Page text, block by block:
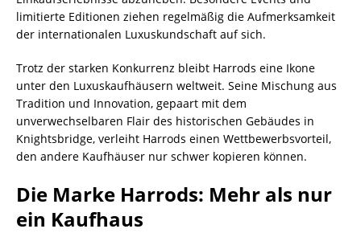
limitierte Editionen ziehen regelmäßig die Aufmerksamkeit
der internationalen Luxuskundschaft auf sich.
Trotz der starken Konkurrenz bleibt Harrods eine Ikone
unter den Luxuskaufhäusern weltweit. Seine Mischung aus
Tradition und Innovation, gepaart mit dem
unverwechselbaren Flair des historischen Gebäudes in
Knightsbridge, verleiht Harrods einen Wettbewerbsvorteil,
den andere Kaufhäuser nur schwer kopieren können.
Die Marke Harrods: Mehr als nur
ein Kaufhaus